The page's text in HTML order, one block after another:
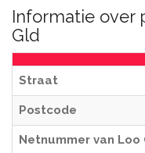
Informatie over
Gld
Straat
Postcode
Netnummer van Loo